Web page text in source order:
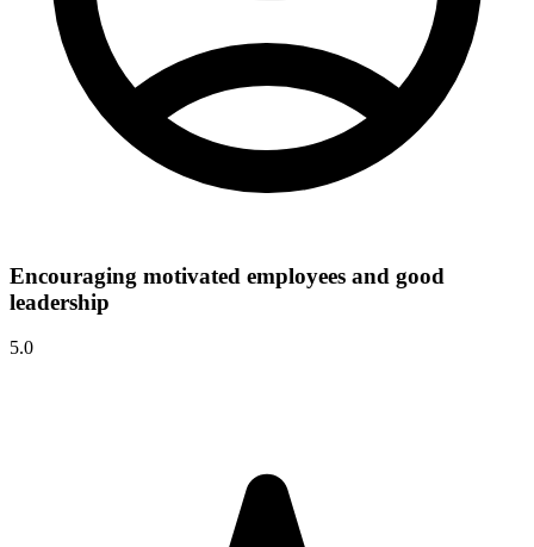
Encouraging motivated employees and good
leadership
5.0